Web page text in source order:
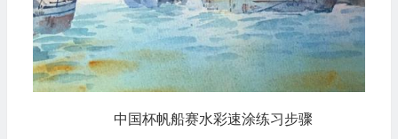
中国杯帆船赛水彩速涂练习步骤